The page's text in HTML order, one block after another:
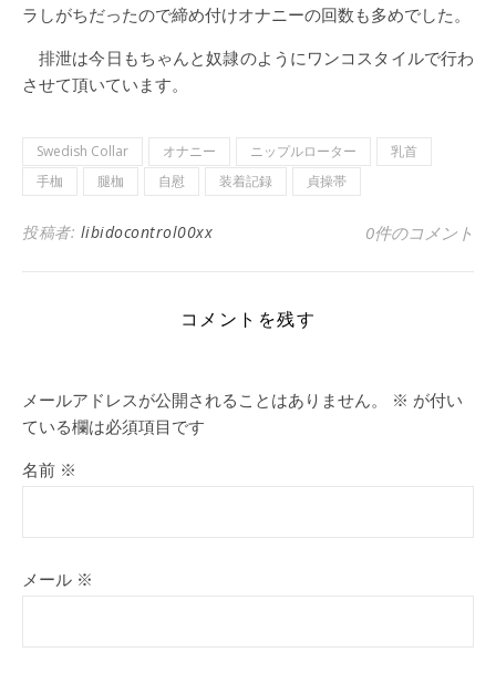
ラしがちだったので締め付けオナニーの回数も多めでした。
排泄は今日もちゃんと奴隷のようにワンコスタイルで行わ
させて頂いています。
Swedish Collar オナニー ニップルローター
乳首
手枷
腿枷 自慰 装着記録 貞操帯
投稿者: libidocontrol00xx 0件のコメント
コメントを残す
メールアドレスが公開されることはありません。 ※ が付い
ている欄は必須項目です
名前 ※
メール ※